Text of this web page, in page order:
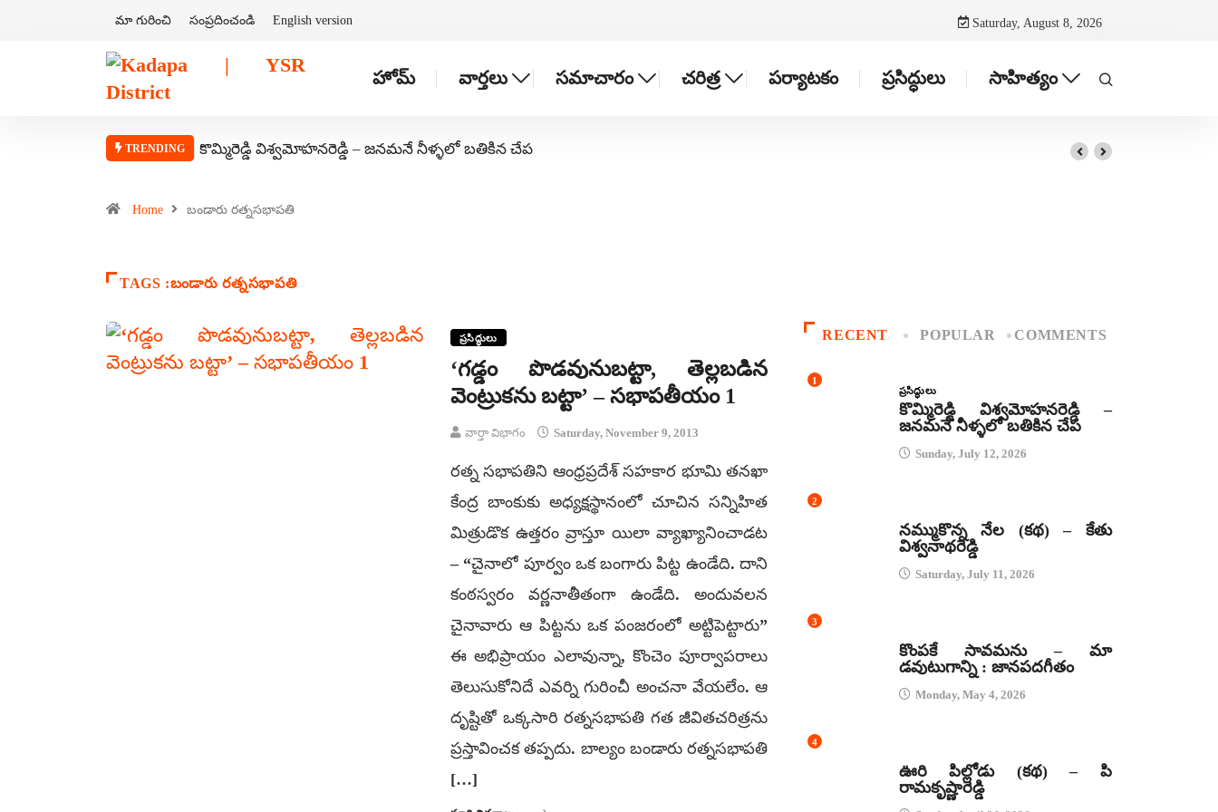
మా గురించి సంప్రదించండి English version Saturday, August 8, 2026
హోమ్ వార్తలు సమాచారం చరిత్ర పర్యాటకం ప్రసిద్ధులు సాహిత్యం
TRENDING కొమ్మిరెడ్డి విశ్వమోహనరెడ్డి – జనమనే నీళ్ళలో బతికిన చేప
Home బండారు రత్నసభాపతి
TAGS :బండారు రత్నసభాపతి
ప్రసిద్ధులు
‘గడ్డం పొడవునుబట్టా, తెల్లబడిన
వెంట్రుకను బట్టా’ – సభాపతీయం 1
వార్తా విభాగం Saturday, November 9, 2013
రత్న సభాపతిని ఆంధ్రప్రదేశ్ సహకార భూమి తనఖా
కేంద్ర బాంకుకు అధ్యక్షస్థానంలో చూచిన సన్నిహిత
మిత్రుడొక ఉత్తరం వ్రాస్తూ యిలా వ్యాఖ్యానించాడట
– “చైనాలో పూర్వం ఒక బంగారు పిట్ట ఉండేది. దాని
కంఠస్వరం వర్ణనాతీతంగా ఉండేది. అందువలన
చైనావారు ఆ పిట్టను ఒక పంజరంలో అట్టిపెట్టారు”
ఈ అభిప్రాయం ఎలావున్నా, కొంచెం పూర్వాపరాలు
తెలుసుకోనిదే ఎవర్ని గురించీ అంచనా వేయలేం. ఆ
దృష్టితో ఒక్కసారి రత్నసభాపతి గత జీవితచరిత్రను
ప్రస్తావించక తప్పదు. బాల్యం బండారు రత్నసభాపతి
[…]
RECENT POPULAR COMMENTS
1
ప్రసిద్ధులు
కొమ్మిరెడ్డి విశ్వమోహనరెడ్డి –
జనమనే నీళ్ళలో బతికిన చేప
Sunday, July 12, 2026
2
నమ్ముకొన్న నేల (కథ) – కేతు
విశ్వనాథరెడ్డి
Saturday, July 11, 2026
3
కొంపకే సావమను – మా
డవుటుగాన్ని : జానపదగీతం
Monday, May 4, 2026
4
ఊరి పిల్లోడు (కథ) – పి
రామకృష్ణారెడ్డి